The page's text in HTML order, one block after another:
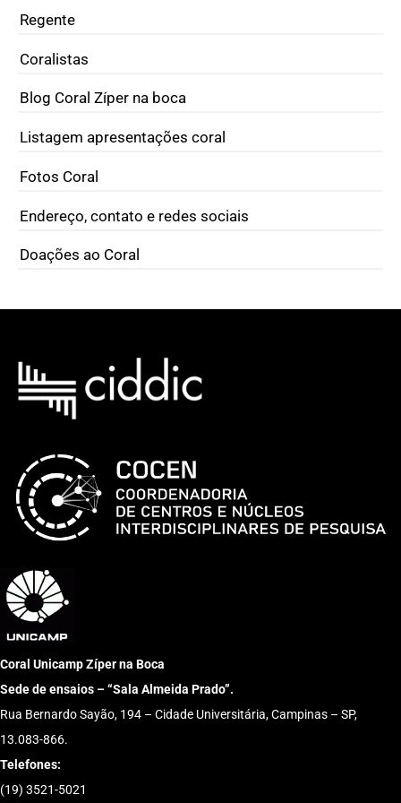
Regente
Coralistas
Blog Coral Zíper na boca
Listagem apresentações coral
Fotos Coral
Endereço, contato e redes sociais
Doações ao Coral
Coral Unicamp Zíper na Boca
Sede de ensaios – “Sala Almeida Prado”.
Rua Bernardo Sayão, 194 – Cidade Universitária, Campinas – SP,
13.083-866.
Telefones:
(19) 3521-5021